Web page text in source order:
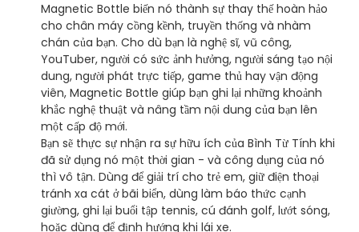
Magnetic Bottle biến nó thành sự thay thế hoàn hảo
cho chân máy cồng kềnh, truyền thống và nhàm
chán của bạn. Cho dù bạn là nghệ sĩ, vũ công,
YouTuber, người có sức ảnh hưởng, người sáng tạo nội
dung, người phát trực tiếp, game thủ hay vận động
viên, Magnetic Bottle giúp bạn ghi lại những khoảnh
khắc nghệ thuật và nâng tầm nội dung của bạn lên
một cấp độ mới.
Bạn sẽ thực sự nhận ra sự hữu ích của Bình Từ Tính khi
đã sử dụng nó một thời gian - và công dụng của nó
thì vô tận. Dùng để giải trí cho trẻ em, giữ điện thoại
tránh xa cát ở bãi biển, dùng làm báo thức cạnh
giường, ghi lại buổi tập tennis, cú đánh golf, lướt sóng,
hoặc dùng để định hướng khi lái xe.